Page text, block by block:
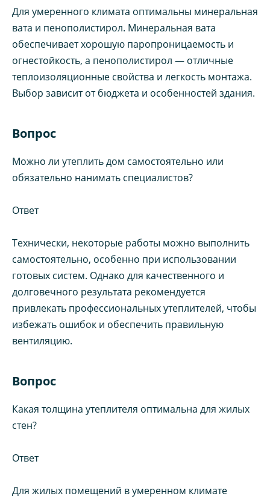
Для умеренного климата оптимальны минеральная
вата и пенополистирол. Минеральная вата
обеспечивает хорошую паропроницаемость и
огнестойкость, а пенополистирол — отличные
теплоизоляционные свойства и легкость монтажа.
Выбор зависит от бюджета и особенностей здания.
Вопрос
Можно ли утеплить дом самостоятельно или
обязательно нанимать специалистов?
Ответ
Технически, некоторые работы можно выполнить
самостоятельно, особенно при использовании
готовых систем. Однако для качественного и
долговечного результата рекомендуется
привлекать профессиональных утеплителей, чтобы
избежать ошибок и обеспечить правильную
вентиляцию.
Вопрос
Какая толщина утеплителя оптимальна для жилых
стен?
Ответ
Для жилых помещений в умеренном климате